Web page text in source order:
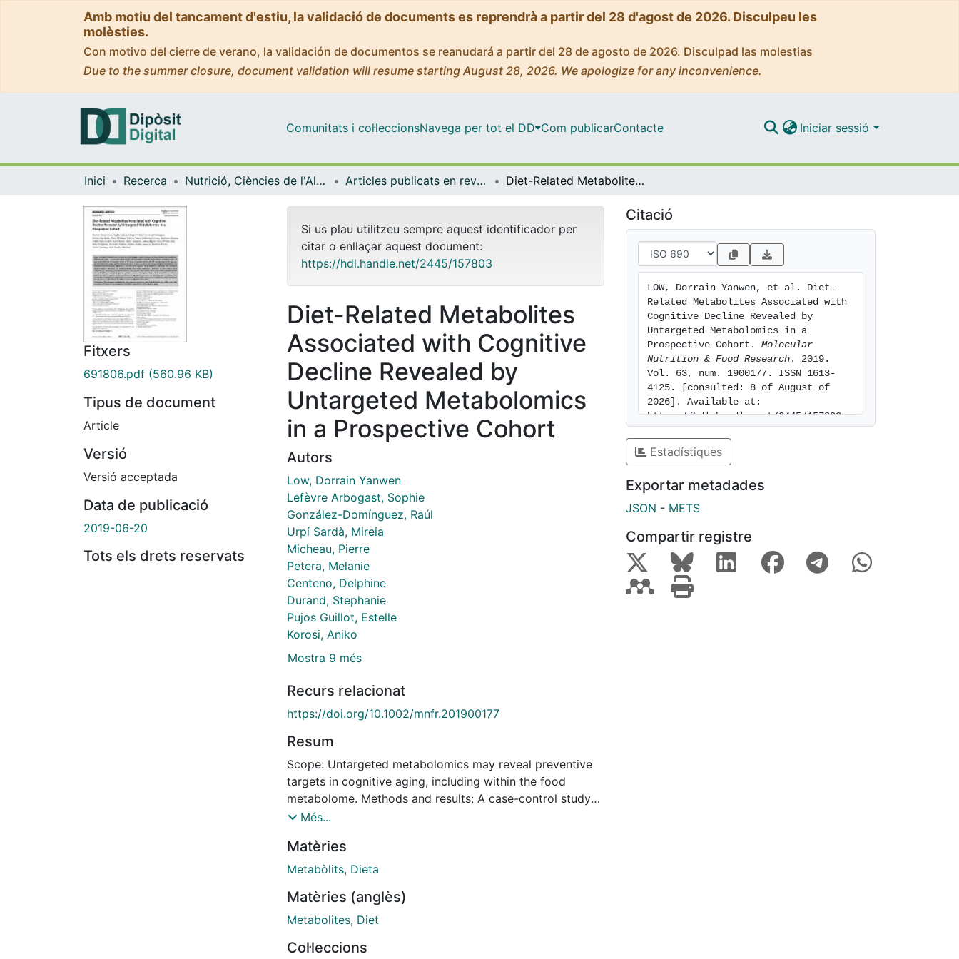
Amb motiu del tancament d'estiu, la validació de documents es reprendrà a partir del 28 d'agost de 2026. Disculpeu les
molèsties.
Con motivo del cierre de verano, la validación de documentos se reanudará a partir del 28 de agosto de 2026. Disculpad las molestias
Due to the summer closure, document validation will resume starting August 28, 2026. We apologize for any inconvenience.
Comunitats i col·leccionsNavega per tot el DD Com publicarContacte Iniciar sessió
Inici Recerca Nutrició, Ciències de l'Alimentació i Gastronomia Articles publicats en revistes (Nutrició, Ciències de l'Alimentació i Gastronomia) Diet-Related Metabolites Associated with Cognitive Decline Revealed by Untargeted Metabolomics in a Prospective Cohort
Fitxers
691806.pdf (560.96 KB)
Tipus de document
Article
Versió
Versió acceptada
Data de publicació
2019-06-20
Tots els drets reservats
Si us plau utilitzeu sempre aquest identificador per
citar o enllaçar aquest document:
https://hdl.handle.net/2445/157803
Diet-Related Metabolites
Associated with Cognitive
Decline Revealed by
Untargeted Metabolomics
in a Prospective Cohort
Autors
Low, Dorrain Yanwen
Lefèvre Arbogast, Sophie
González-Domínguez, Raúl
Urpí Sardà, Mireia
Micheau, Pierre
Petera, Melanie
Centeno, Delphine
Durand, Stephanie
Pujos Guillot, Estelle
Korosi, Aniko
Mostra 9 més
Recurs relacionat
https://doi.org/10.1002/mnfr.201900177
Resum
Scope: Untargeted metabolomics may reveal preventive
targets in cognitive aging, including within the food
metabolome. Methods and results: A case-control study
nested in the prospective Three-City study includes
A total of 209 cases of cognitive decline and 209 controls
(matched for age, gen- der, education) with slower
Using untargeted metabolomics and bootstrap-enhanced
penalized regression, a baseline serum signature of 22
is identified. The signature includes three coffee
Més...
Matèries
Metabòlits, Dieta
Matèries (anglès)
Metabolites, Diet
Col·leccions
Citació
LOW, Dorrain Yanwen, et al. Diet-
Related Metabolites Associated with
Cognitive Decline Revealed by
Untargeted Metabolomics in a
Prospective Cohort. Molecular
Nutrition & Food Research . 2019.
Vol. 63, num. 1900177. ISSN 1613-
4125. [consulted: 8 of August of
2026]. Available at:
https://hdl.handle.net/2445/157803
Estadístiques
Exportar metadades
JSON - METS
Compartir registre